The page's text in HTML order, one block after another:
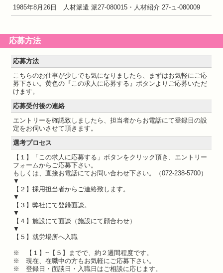
1985年8月26日 人材派遣 派27-080015・人材紹介 27-ュ-080009
応募方法
応募方法
こちらのお仕事が少しでも気になりましたら、まずはお気軽にご応
募下さい。黄色の『この求人に応募する』ボタンよりご応募いただ
けます。
応募受付後の連絡
エントリーを確認致しましたら、担当者からお電話にて登録日の設
定をお伺いさせて頂きます。
選考プロセス
【１】「この求人に応募する」ボタンをクリック頂き、エントリー
フォームからご応募下さい。
もしくは、直接お電話にてお問い合わせ下さい。（072-238-5700）
▼
【２】採用担当者からご連絡致します。
▼
【３】弊社にて登録面談。
▼
【４】施設にて面談（施設にて顔合わせ）
▼
【５】就労場所へ入職
※ 【１】~【５】までで、約２週間程度です。
※ 現在、在職中の方もお気軽にご応募下さい。
※ 登録日・面談日・入職日はご相談に応じます。